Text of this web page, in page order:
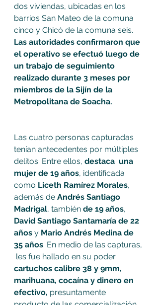
dos viviendas, ubicadas en los
barrios San Mateo de la comuna
cinco y Chicó de la comuna seis.
Las autoridades confirmaron que
el operativo se efectuó luego de
un trabajo de seguimiento
realizado durante 3 meses por
miembros de la Sijín de la
Metropolitana de Soacha.
Las cuatro personas capturadas
tenían antecedentes por múltiples
delitos. Entre ellos, destaca  una
mujer de 19 años, identificada
como Liceth Ramírez Morales,
además de Andrés Santiago
Madrigal, también de 19 años,
David Santiago Santamaría de 22
años y Mario Andrés Medina de
35 años. En medio de las capturas,
les fue hallado en su poder
cartuchos calibre 38 y 9mm,
marihuana, cocaína y dinero en
efectivo, presuntamente